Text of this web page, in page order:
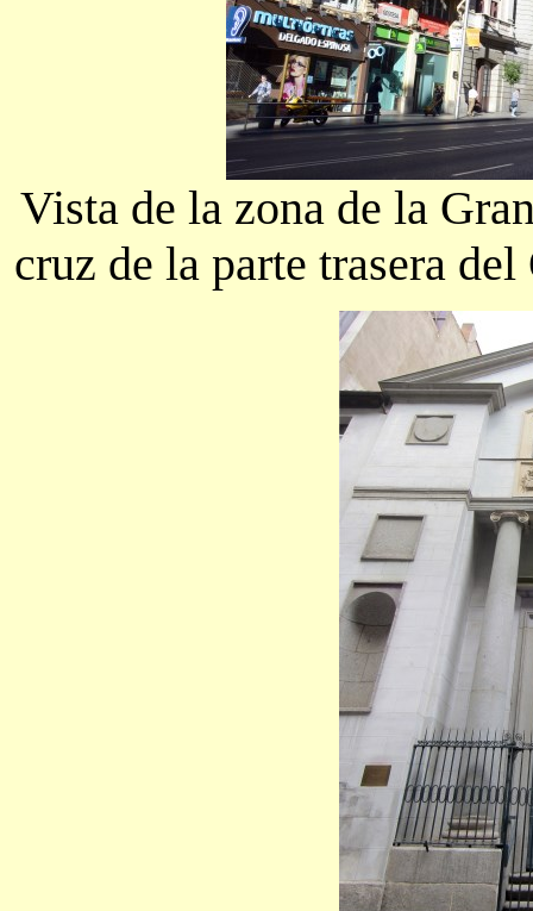
Vista de la zona de la
cruz de la parte trasera